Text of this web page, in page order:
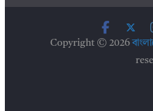
Copyright © 2026